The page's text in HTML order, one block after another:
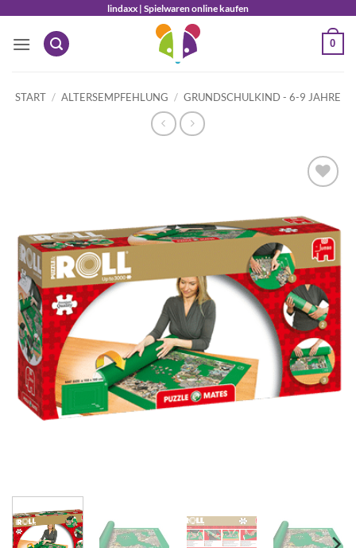
springen
lindaxx | Spielwaren online kaufen
0
START / ALTERSEMPFEHLUNG / GRUNDSCHULKIND - 6-9 JAHRE
Wunschliste